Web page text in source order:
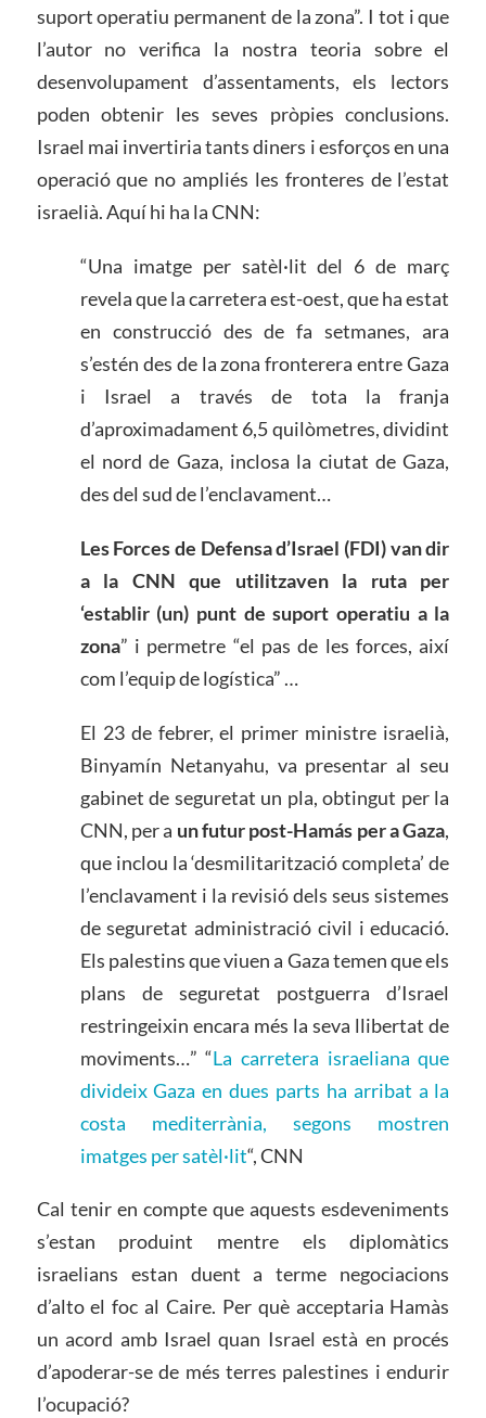
suport operatiu permanent de la zona”. I tot i que
l’autor no verifica la nostra teoria sobre el
desenvolupament d’assentaments, els lectors
poden obtenir les seves pròpies conclusions.
Israel mai invertiria tants diners i esforços en una
operació que no ampliés les fronteres de l’estat
israelià. Aquí hi ha la CNN:
“Una imatge per satèl·lit del 6 de març
revela que la carretera est-oest, que ha estat
en construcció des de fa setmanes, ara
s’estén des de la zona fronterera entre Gaza
i Israel a través de tota la franja
d’aproximadament 6,5 quilòmetres, dividint
el nord de Gaza, inclosa la ciutat de Gaza,
des del sud de l’enclavament…
Les Forces de Defensa d’Israel (FDI) van dir
a la CNN que utilitzaven la ruta per
‘establir (un) punt de suport operatiu a la
zona” i permetre “el pas de les forces, així
com l’equip de logística” …
El 23 de febrer, el primer ministre israelià,
Binyamín Netanyahu, va presentar al seu
gabinet de seguretat un pla, obtingut per la
CNN, per a un futur post-Hamás per a Gaza,
que inclou la ‘desmilitarització completa’ de
l’enclavament i la revisió dels seus sistemes
de seguretat administració civil i educació.
Els palestins que viuen a Gaza temen que els
plans de seguretat postguerra d’Israel
restringeixin encara més la seva llibertat de
moviments…” “La carretera israeliana que
divideix Gaza en dues parts ha arribat a la
costa mediterrània, segons mostren
imatges per satèl·lit“, CNN
Cal tenir en compte que aquests esdeveniments
s’estan produint mentre els diplomàtics
israelians estan duent a terme negociacions
d’alto el foc al Caire. Per què acceptaria Hamàs
un acord amb Israel quan Israel està en procés
d’apoderar-se de més terres palestines i endurir
l’ocupació?